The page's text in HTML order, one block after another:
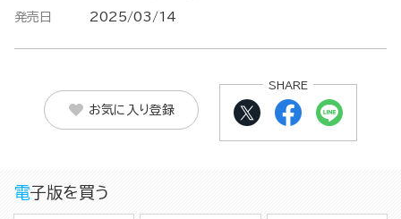
発売日 2025/03/14
お気に入り登録
SHARE
電子版を買う